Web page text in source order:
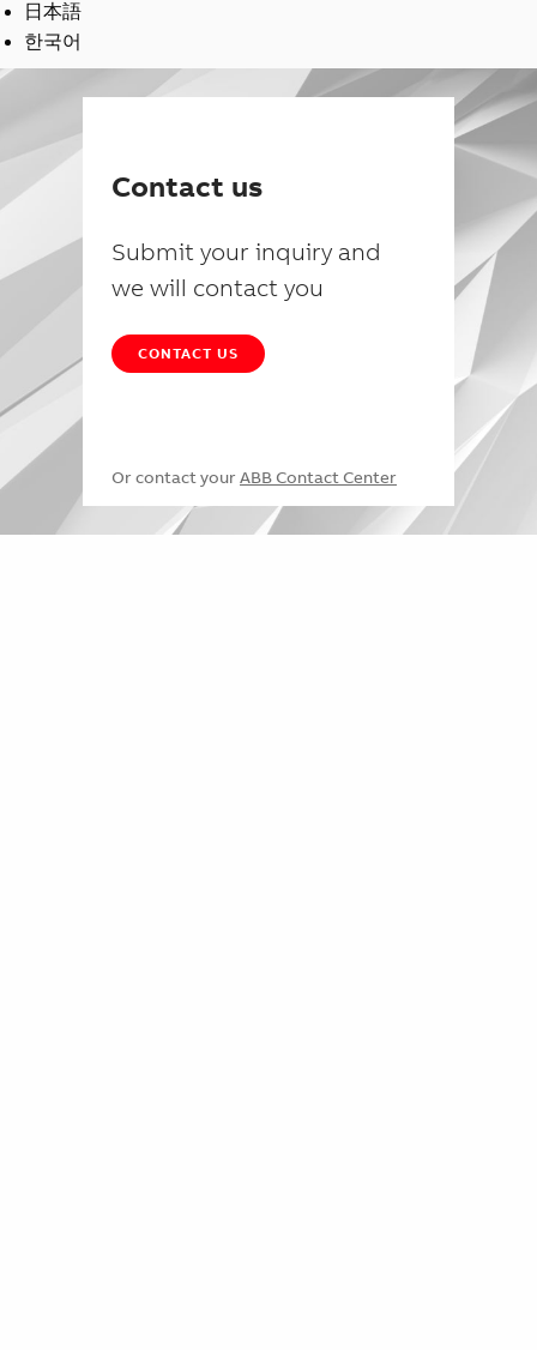
日本語
한국어
Contact us
Submit your inquiry and
we will contact you
CONTACT US
Or contact your ABB Contact Center